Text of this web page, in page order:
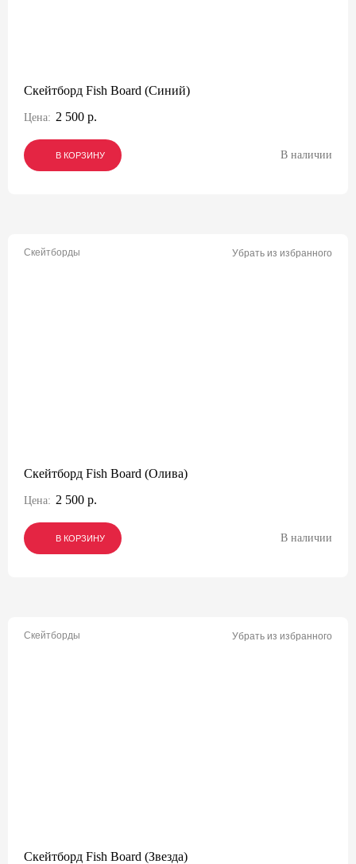
Скейтборд Fish Board (Синий)
Цена: 2 500 р.
В КОРЗИНУ
В КОРЗИНУ
В КОРЗИНУ В наличии
Скейтборды Убрать из избранного
Скейтборд Fish Board (Олива)
Цена: 2 500 р.
В КОРЗИНУ
В КОРЗИНУ
В КОРЗИНУ В наличии
Скейтборды Убрать из избранного
Скейтборд Fish Board (Звезда)